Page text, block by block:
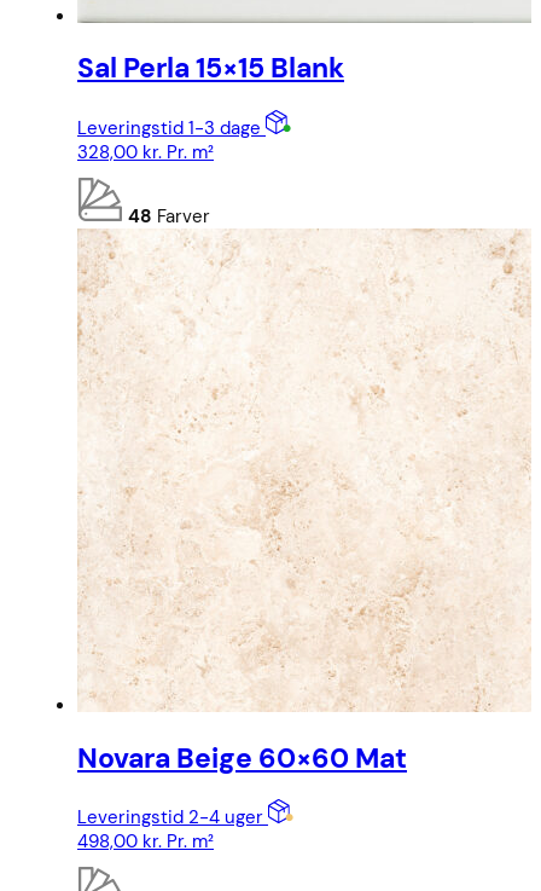
Sal Perla 15×15 Blank
Leveringstid 1-3 dage
328,00 kr. Pr. m²
48 Farver
Novara Beige 60×60 Mat
Leveringstid 2-4 uger
498,00 kr. Pr. m²